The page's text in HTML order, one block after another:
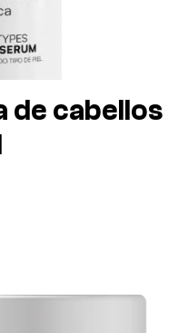
de cabellos